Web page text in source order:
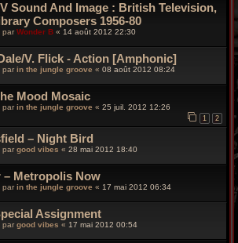
Sound And Image : British Television,
Composers 1956-80
par Wonder B « 14 août 2012 22:30
V. Flick - Action [Amphonic]
par in the jungle groove « 08 août 2012 08:24
Mood Mosaic
parin the jungle groove « 25 juil. 2012 12:26
1 2
– Night Bird
par good vibes « 28 mai 2012 18:40
– Metropolis Now
parin the jungle groove « 17 mai 2012 06:34
Assignment
par good vibes « 17 mai 2012 00:54